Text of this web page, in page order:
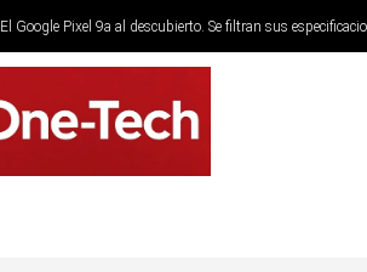
El Google Pixel 9a al descubierto. Se filtran sus